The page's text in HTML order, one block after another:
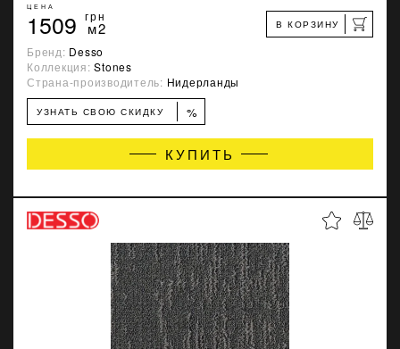
ЦЕНА
1509 грн
м2 В КОРЗИНУ
Бренд: Desso
Коллекция:Stones
Страна-производитель: Нидерланды
УЗНАТЬ СВОЮ СКИДКУ %
КУПИТЬ